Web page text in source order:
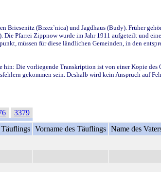
(Brzez`nica) und Jagdhaus (Budy). Früher
Pfarrei Zippnow wurde im Jahr 1911 aufgeteilt und
müssen für diese ländlichen Gemeinden, in den
hin: Die vorliegende Transkription ist von einer Kopie
gekommen sein. Deshalb wird kein Anspruch auf
3379
Täuflings Vorname des Täuflings Name des